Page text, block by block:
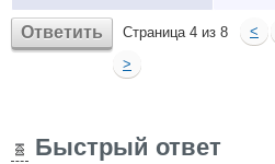
Ответить Страница 4 из 8 <
>
Быстрый ответ